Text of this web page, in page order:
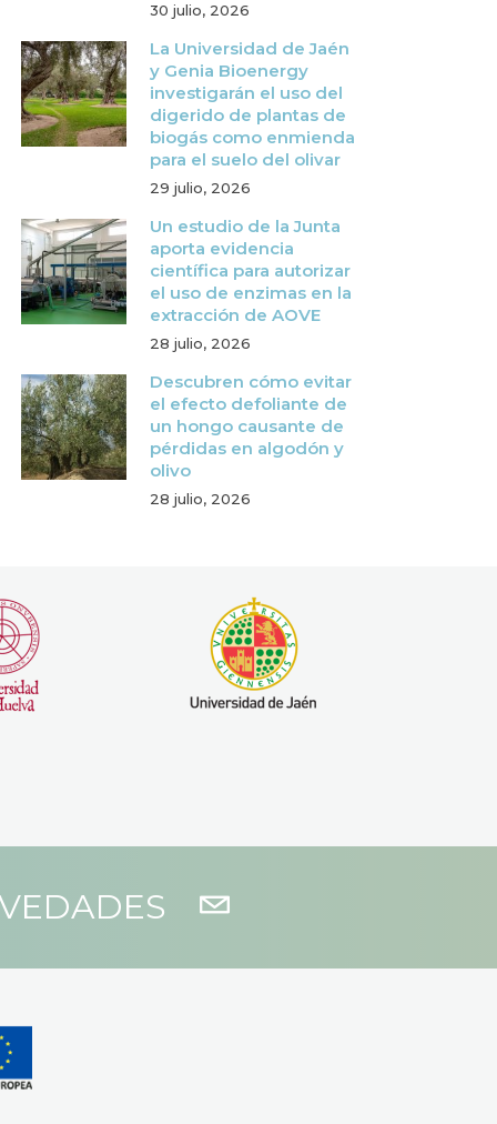
30 julio, 2026
La Universidad de Jaén
y Genia Bioenergy
investigarán el uso del
digerido de plantas de
biogás como enmienda
para el suelo del olivar
29 julio, 2026
Un estudio de la Junta
aporta evidencia
científica para autorizar
el uso de enzimas en la
extracción de AOVE
28 julio, 2026
Descubren cómo evitar
el efecto defoliante de
un hongo causante de
pérdidas en algodón y
olivo
28 julio, 2026